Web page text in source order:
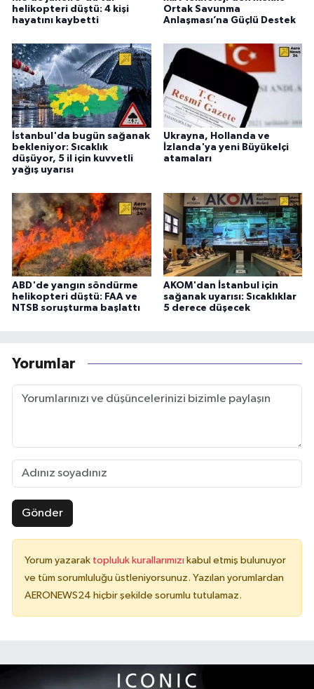
helikopteri düştü: 4 kişi
hayatını kaybetti
Ortak Savunma
Anlaşması’na Güçlü Destek
İstanbul'da bugün sağanak
bekleniyor: Sıcaklık
düşüyor, 5 il için kuvvetli
yağış uyarısı
Ukrayna, Hollanda ve
İzlanda'ya yeni Büyükelçi
atamaları
ABD'de yangın söndürme
helikopteri düştü: FAA ve
NTSB soruşturma başlattı
AKOM'dan İstanbul için
sağanak uyarısı: Sıcaklıklar
5 derece düşecek
Yorumlar
Gönder
Yorum yazarak topluluk kurallarımızı kabul etmiş bulunuyor
ve tüm sorumluluğu üstleniyorsunuz. Yazılan yorumlardan
AERONEWS24 hiçbir şekilde sorumlu tutulamaz.